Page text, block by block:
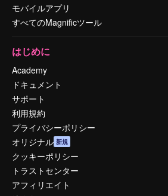
モバイルアプリ
すべてのMagnificツール
はじめに
Academy
ドキュメント
サポート
利用規約
プライバシーポリシー
オリジナル 新規
クッキーポリシー
トラストセンター
アフィリエイト